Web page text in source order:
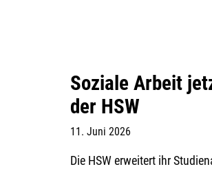
Soziale Arbeit
der HSW
11. Juni 2026
Die HSW erweitert ihr